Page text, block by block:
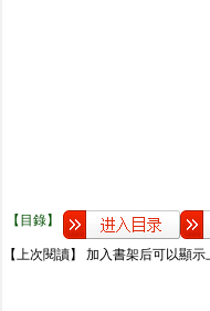
【目錄】
【上次閱讀】 加入書架后可以顯